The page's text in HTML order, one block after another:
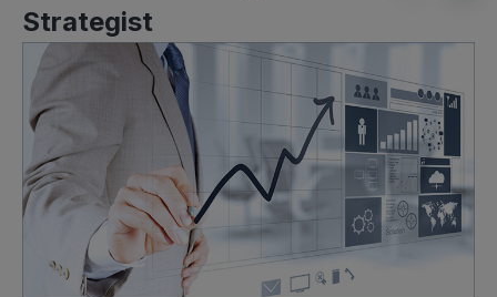
Strategist